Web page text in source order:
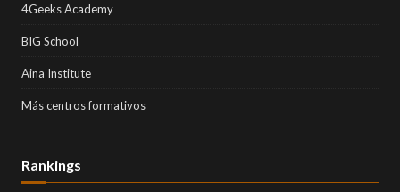
4Geeks Academy
BIG School
Aina Institute
Más centros formativos
Rankings